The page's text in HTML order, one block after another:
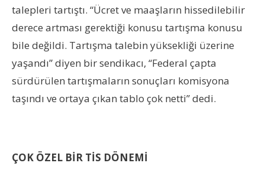
talepleri tartıştı. “Ücret ve maaşların hissedilebilir
derece artması gerektiği konusu tartışma konusu
bile değildi. Tartışma talebin yüksekliği üzerine
yaşandı” diyen bir sendikacı, “Federal çapta
sürdürülen tartışmaların sonuçları komisyona
taşındı ve ortaya çıkan tablo çok netti” dedi.
ÇOK ÖZEL BİR TİS DÖNEMİ